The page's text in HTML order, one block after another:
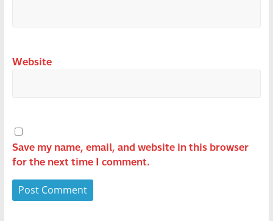
Website
Save my name, email, and website in this browser
for the next time I comment.